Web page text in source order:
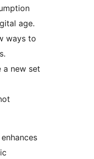
age.
ways to
a new set